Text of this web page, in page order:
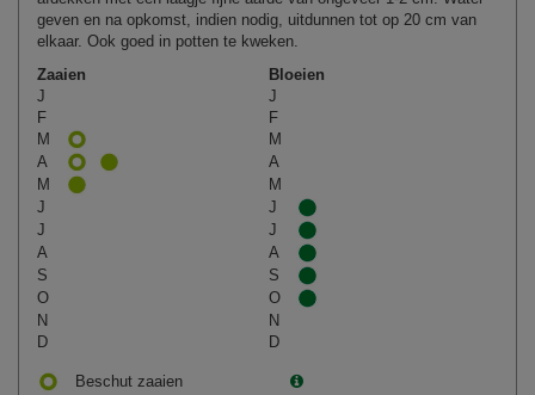
geven en na opkomst, indien nodig, uitdunnen tot op 20 cm van
elkaar. Ook goed in potten te kweken.
Zaaien
Bloeien
J
J
F
F
M
M
A
A
M
M
J
J
J
J
A
A
S
S
O
O
N
N
D
D
Beschut zaaien